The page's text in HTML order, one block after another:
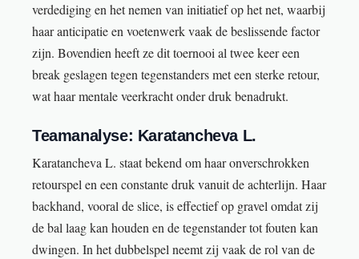
verdediging en het nemen van initiatief op het net, waarbij
haar anticipatie en voetenwerk vaak de beslissende factor
zijn. Bovendien heeft ze dit toernooi al twee keer een
break geslagen tegen tegenstanders met een sterke retour,
wat haar mentale veerkracht onder druk benadrukt.
Teamanalyse: Karatancheva L.
Karatancheva L. staat bekend om haar onverschrokken
retourspel en een constante druk vanuit de achterlijn. Haar
backhand, vooral de slice, is effectief op gravel omdat zij
de bal laag kan houden en de tegenstander tot fouten kan
dwingen. In het dubbelspel neemt zij vaak de rol van de